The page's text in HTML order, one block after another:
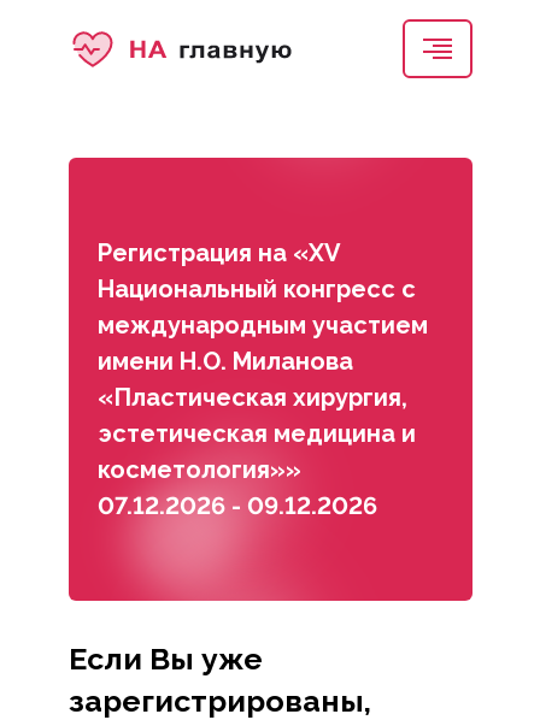
Регистрация на «XV
Национальный конгресс с
международным участием
имени Н.О. Миланова
«Пластическая хирургия,
эстетическая медицина и
косметология»»
07.12.2026 - 09.12.2026
Если Вы уже
зарегистрированы,